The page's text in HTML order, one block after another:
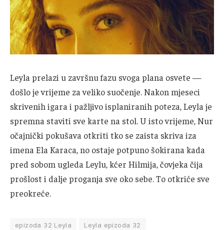
Leyla prelazi u završnu fazu svoga plana osvete —
došlo je vrijeme za veliko suočenje. Nakon mjeseci
skrivenih igara i pažljivo isplaniranih poteza, Leyla je
spremna staviti sve karte na stol. U isto vrijeme, Nur
očajnički pokušava otkriti tko se zaista skriva iza
imena Ela Karaca, no ostaje potpuno šokirana kada
pred sobom ugleda Leylu, kćer Hilmija, čovjeka čija
prošlost i dalje proganja sve oko sebe. To otkriće sve
preokreće.
epizoda 32 Leyla
Leyla epizoda 32